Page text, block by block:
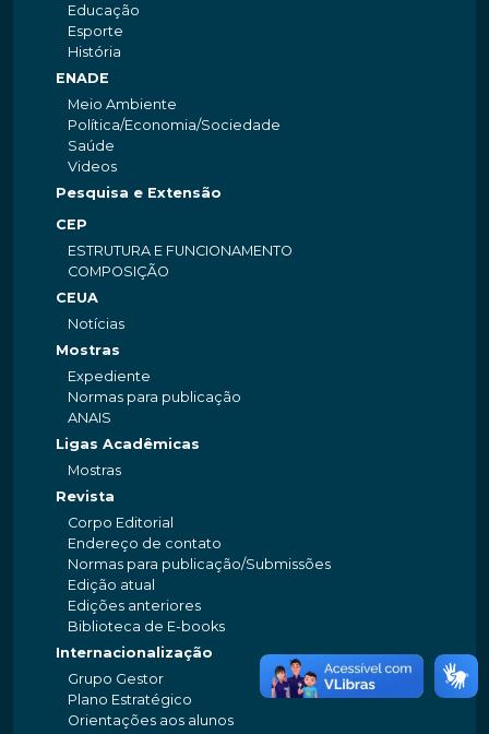
Educação
Esporte
História
ENADE
Meio Ambiente
Política/Economia/Sociedade
Saúde
Videos
Pesquisa e Extensão
CEP
ESTRUTURA E FUNCIONAMENTO
COMPOSIÇÃO
CEUA
Notícias
Mostras
Expediente
Normas para publicação
ANAIS
Ligas Acadêmicas
Mostras
Revista
Corpo Editorial
Endereço de contato
Normas para publicação/Submissões
Edição atual
Edições anteriores
Biblioteca de E-books
Internacionalização
Grupo Gestor
Plano Estratégico
Orientações aos alunos